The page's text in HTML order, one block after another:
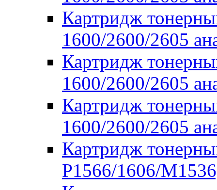
Картридж
1600/2600/2605
Картридж
1600/2600/2605
Картридж
1600/2600/2605
Картридж
P1566/1606/